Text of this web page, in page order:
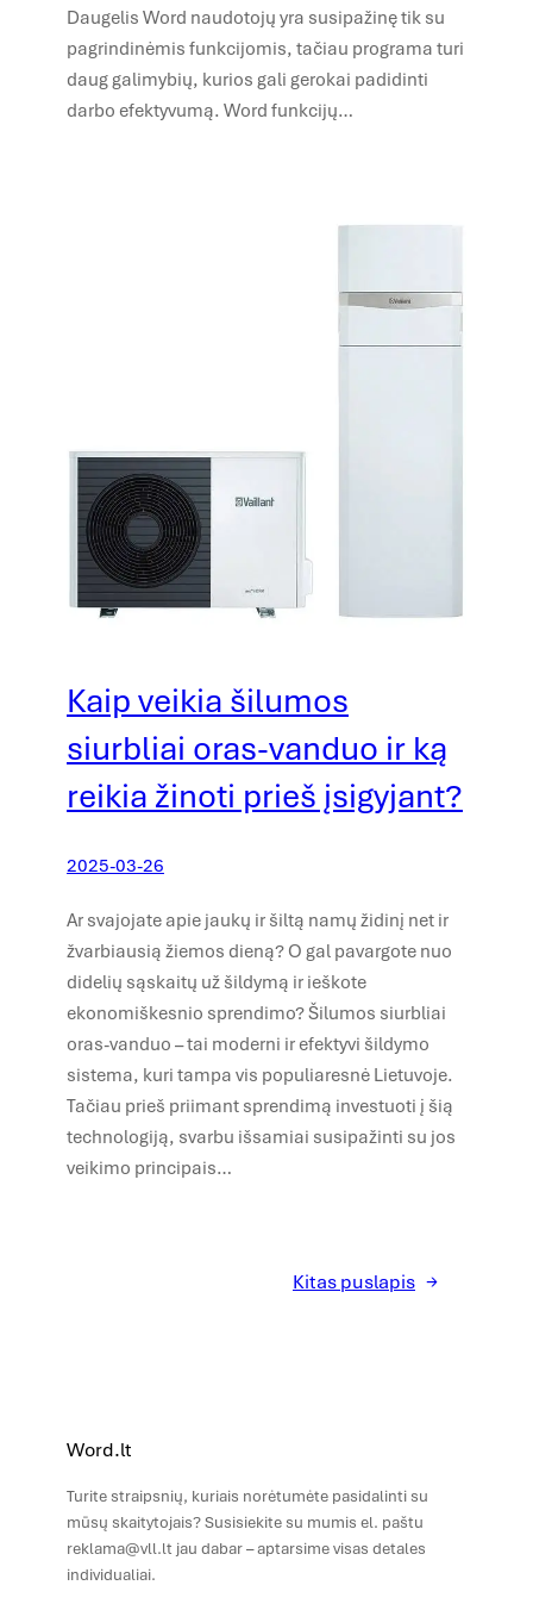
Daugelis Word naudotojų yra susipažinę tik su
pagrindinėmis funkcijomis, tačiau programa turi
daug galimybių, kurios gali gerokai padidinti
darbo efektyvumą. Word funkcijų…
Kaip veikia šilumos
siurbliai oras-vanduo ir ką
reikia žinoti prieš įsigyjant?
2025-03-26
Ar svajojate apie jaukų ir šiltą namų židinį net ir
žvarbiausią žiemos dieną? O gal pavargote nuo
didelių sąskaitų už šildymą ir ieškote
ekonomiškesnio sprendimo? Šilumos siurbliai
oras-vanduo – tai moderni ir efektyvi šildymo
sistema, kuri tampa vis populiaresnė Lietuvoje.
Tačiau prieš priimant sprendimą investuoti į šią
technologiją, svarbu išsamiai susipažinti su jos
veikimo principais…
Kitas puslapis →
Word.lt
Turite straipsnių, kuriais norėtumėte pasidalinti su
mūsų skaitytojais? Susisiekite su mumis el. paštu
reklama@vll.lt jau dabar – aptarsime visas detales
individualiai.